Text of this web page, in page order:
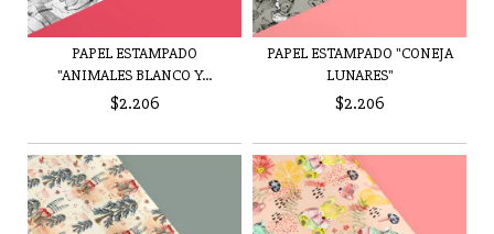
PAPEL ESTAMPADO
"ANIMALES BLANCO Y...
$2.206
PAPEL ESTAMPADO "CONEJA
LUNARES"
$2.206